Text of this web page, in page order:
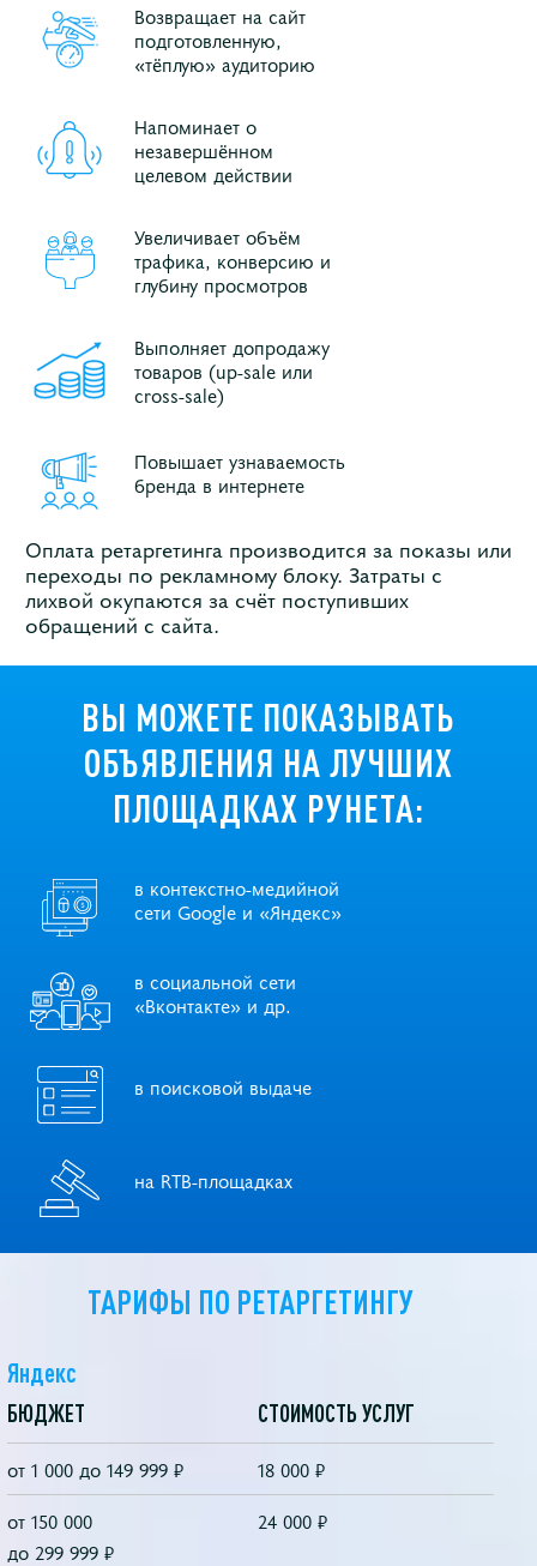
Возвращает на сайт
подготовленную,
«тёплую» аудиторию
Напоминает о
незавершённом
целевом действии
Увеличивает объём
трафика, конверсию и
глубину просмотров
Выполняет допродажу
товаров (up-sale или
cross-sale)
Повышает узнаваемость
бренда в интернете
Оплата ретаргетинга производится за показы или
переходы по рекламному блоку. Затраты с
лихвой окупаются за счёт поступивших
обращений с сайта.
ВЫ МОЖЕТЕ ПОКАЗЫВАТЬ
ОБЪЯВЛЕНИЯ НА ЛУЧШИХ
ПЛОЩАДКАХ РУНЕТА:
в контекстно-медийной
сети Google и «Яндекс»
в социальной сети
«Вконтакте» и др.
в поисковой выдаче
на RTB-площадках
ТАРИФЫ ПО РЕТАРГЕТИНГУ
Яндекс
БЮДЖЕТ СТОИМОСТЬ УСЛУГ
от 1 000 до 149 999 ₽
18 000 ₽
от 150 000
до 299 999 ₽
24 000 ₽